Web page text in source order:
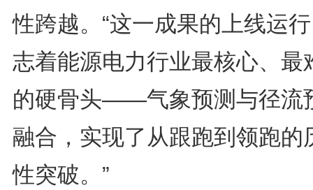
性跨越。“这一成果的上线运
志着能源电力行业最核心、最
的硬骨头——气象预测与径流
融合，实现了从跟跑到领跑的
性突破。”